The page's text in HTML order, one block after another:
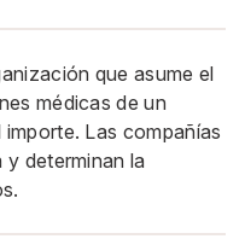
que asume el
médicas de un
Las compañías
determinan la